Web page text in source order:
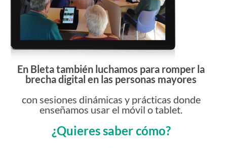
En Bleta también luchamos para romper la
brecha digital en las personas mayores
con sesiones dinámicas y prácticas donde
enseñamos usar el móvil o tablet.
¿Quieres saber cómo?